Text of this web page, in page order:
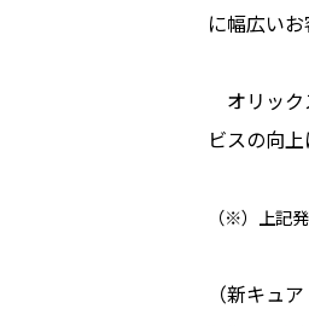
に幅広い
オリック
ビスの向上
（※）上記
（新キュ